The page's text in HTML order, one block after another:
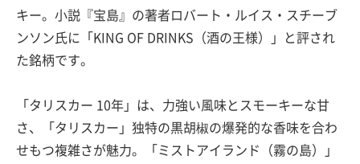
キー。小説『宝島』の著者ロバート・ルイス・スチーブ
ンソン氏に「KING OF DRINKS（酒の王様）」と評され
た銘柄です。
「タリスカー 10年」は、力強い風味とスモーキーな甘
さ、「タリスカー」独特の黒胡椒の爆発的な香味を合わ
せもつ複雑さが魅力。「ミストアイランド（霧の島）」